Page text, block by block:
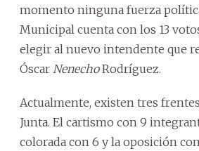
momento ninguna fuerza
Municipal cuenta con los 13
elegir al nuevo intendente que
Óscar NenechoRodríguez.
Actualmente, existen tres
Junta. El cartismo con 9
colorada con 6 y la oposición